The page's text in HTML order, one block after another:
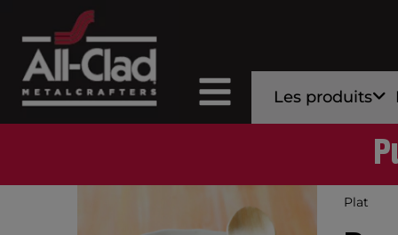
Les produits
Plat